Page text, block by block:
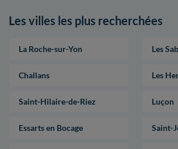
Les villes les plus recherchées
La Roche-sur-Yon Les
Challans Les
Saint-Hilaire-de-Riez Luçon
Essarts en Bocage Saint-